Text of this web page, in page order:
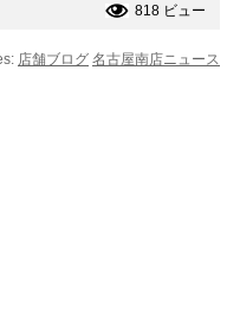
818 ビュー
店舗ブログ 名古屋南店ニュース